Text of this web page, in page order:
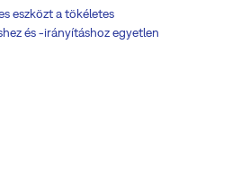
eszközt a tökéletes
és -irányításhoz egyetlen